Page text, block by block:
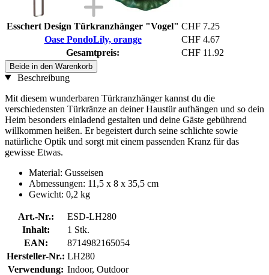
Esschert Design Türkranzhänger "Vogel" CHF 7.25
Oase PondoLily, orange
CHF 4.67
Gesamtpreis:
CHF 11.92
Beide in den Warenkorb
Beschreibung
Mit diesem wunderbaren Türkranzhänger kannst du die
verschiedensten Türkränze an deiner Haustür aufhängen und so dein
Heim besonders einladend gestalten und deine Gäste gebührend
willkommen heißen. Er begeistert durch seine schlichte sowie
natürliche Optik und sorgt mit einem passenden Kranz für das
gewisse Etwas.
Material: Gusseisen
Abmessungen: 11,5 x 8 x 35,5 cm
Gewicht: 0,2 kg
Art.-Nr.:
ESD-LH280
Inhalt:
1 Stk.
EAN:
8714982165054
Hersteller-Nr.: LH280
Verwendung: Indoor, Outdoor